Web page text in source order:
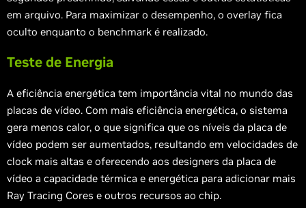
em arquivo. Para maximizar o desempenho, o overlay fica
oculto enquanto o benchmark é realizado.
Teste de Energia
A eficiência energética tem importância vital no mundo das
placas de vídeo. Com mais eficiência energética, o sistema
gera menos calor, o que significa que os níveis da placa de
vídeo podem ser aumentados, resultando em velocidades de
clock mais altas e oferecendo aos designers da placa de
vídeo a capacidade térmica e energética para adicionar mais
Ray Tracing Cores e outros recursos ao chip.